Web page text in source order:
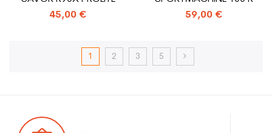
45,00 €
59,00 €
1 2 3 5